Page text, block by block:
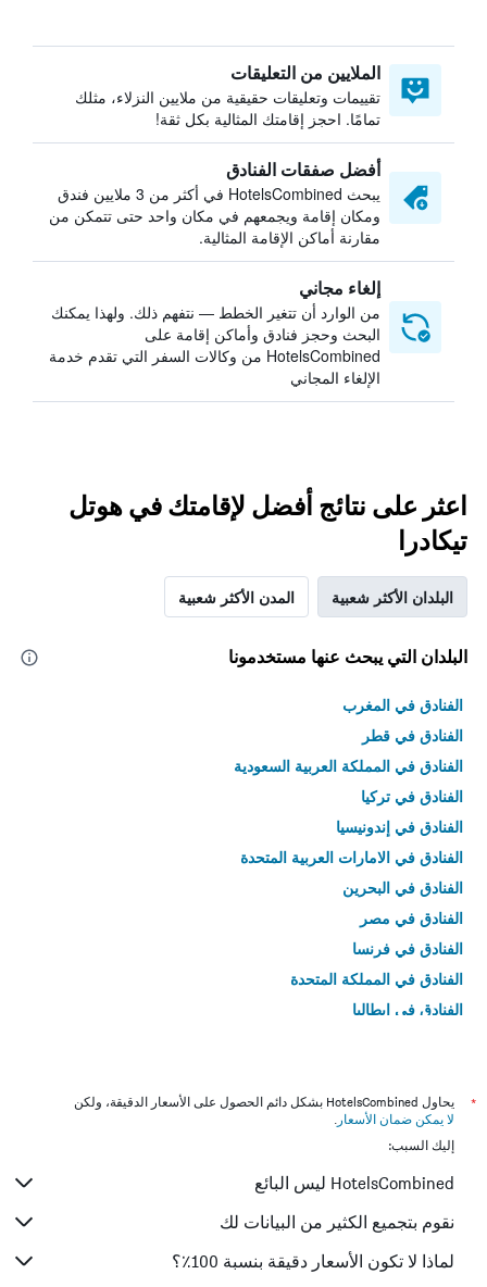
الملايين من التعليقات
تقييمات وتعليقات حقيقية من ملايين النزلاء، مثلك
تمامًا. احجز إقامتك المثالية بكل ثقة!
أفضل صفقات الفنادق
يبحث HotelsCombined في أكثر من 3 ملايين فندق
ومكان إقامة ويجمعهم في مكان واحد حتى تتمكن من
مقارنة أماكن الإقامة المثالية.
إلغاء مجاني
من الوارد أن تتغير الخطط — نتفهم ذلك. ولهذا يمكنك
البحث وحجز فنادق وأماكن إقامة على
HotelsCombined من وكالات السفر التي تقدم خدمة
الإلغاء المجاني
اعثر على نتائج أفضل لإقامتك في هوتل
تيكادرا
البلدان الأكثر شعبية المدن الأكثر شعبية
البلدان التي يبحث عنها مستخدمونا
الفنادق في المغرب
الفنادق في قطر
الفنادق في المملكة العربية السعودية
الفنادق في تركيا
الفنادق في إندونيسيا
الفنادق في الامارات العربية المتحدة
الفنادق في البحرين
الفنادق في مصر
الفنادق في فرنسا
الفنادق في المملكة المتحدة
الفنادق في إيطاليا
*
يحاول HotelsCombined بشكل دائم الحصول على الأسعار الدقيقة، ولكن
لا يمكن ضمان الأسعار .
إليك السبب:
HotelsCombined ليس البائع
نقوم بتجميع الكثير من البيانات لك
لماذا لا تكون الأسعار دقيقة بنسبة 100٪؟